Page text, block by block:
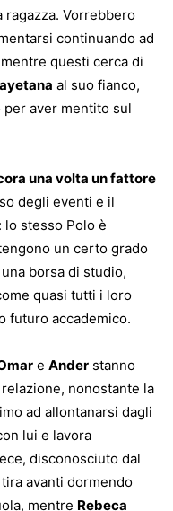
ragazza. Vorrebbero
continuando ad
questi cerca di
al suo fianco,
aver mentito sul
una volta un fattore
degli eventi e il
lo stesso Polo è
un certo grado
borsa di studio,
quasi tutti i loro
futuro accademico.
e Ander stanno
nonostante la
ad allontanarsi dagli
lui e lavora
disconosciuto dal
avanti dormendo
mentre Rebeca